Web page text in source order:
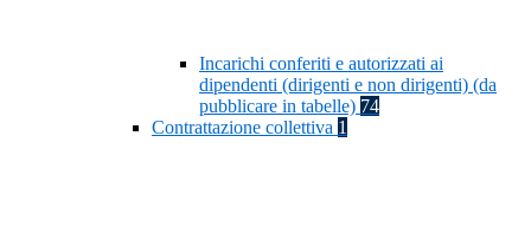
Incarichi conferiti e autorizzati ai
dipendenti (dirigenti e non dirigenti) (da
pubblicare in tabelle) 74
Contrattazione collettiva 1